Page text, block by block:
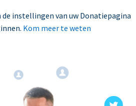
de instellingen van uw Donatiepagina
Kom meer te weten